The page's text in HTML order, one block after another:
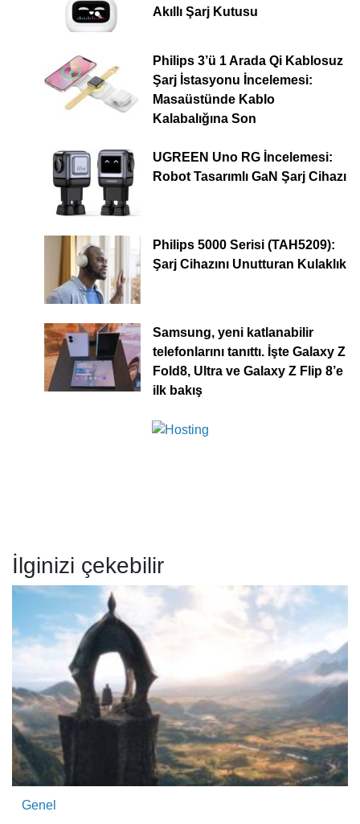
Akıllı Şarj Kutusu
Philips 3’ü 1 Arada Qi Kablosuz
Şarj İstasyonu İncelemesi:
Masaüstünde Kablo
Kalabalığına Son
UGREEN Uno RG İncelemesi:
Robot Tasarımlı GaN Şarj Cihazı
Philips 5000 Serisi (TAH5209):
Şarj Cihazını Unutturan Kulaklık
Samsung, yeni katlanabilir
telefonlarını tanıttı. İşte Galaxy Z
Fold8, Ultra ve Galaxy Z Flip 8’e
ilk bakış
İlginizi çekebilir
Genel